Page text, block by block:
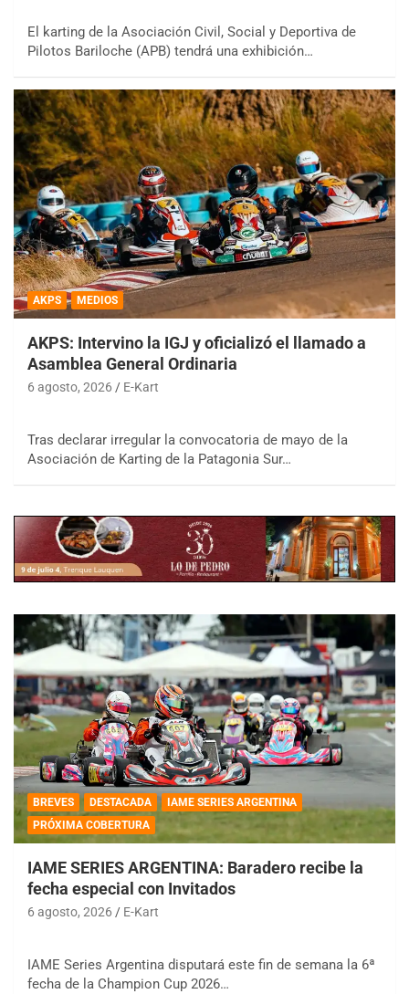
El karting de la Asociación Civil, Social y Deportiva de
Pilotos Bariloche (APB) tendrá una exhibición…
AKPS MEDIOS
AKPS: Intervino la IGJ y oficializó el llamado a
Asamblea General Ordinaria
6 agosto, 2026 E-Kart
Tras declarar irregular la convocatoria de mayo de la
Asociación de Karting de la Patagonia Sur…
BREVES DESTACADA
IAME SERIES ARGENTINA
PRÓXIMA COBERTURA
IAME SERIES ARGENTINA: Baradero recibe la
fecha especial con Invitados
6 agosto, 2026 E-Kart
IAME Series Argentina disputará este fin de semana la 6ª
fecha de la Champion Cup 2026…